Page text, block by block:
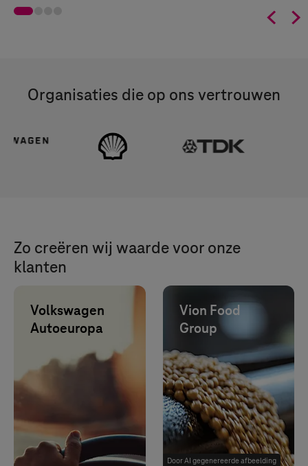
 
Organisaties die op ons vertrouwen
Zo creëren wij waarde voor onze
klanten
Volkswagen
Autoeuropa
IT-outsourcing
reduceert het
aantal testritten
met 10% en
vermindert CO2,
tijd en kosten.
Door AI gegenereerde afbeelding
Vion Food
Group